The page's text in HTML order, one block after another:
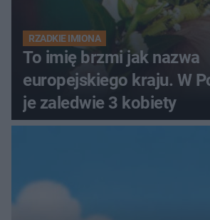
RZADKIE IMIONA
To imię brzmi jak nazwa
europejskiego kraju. W
je zaledwie 3 kobiety